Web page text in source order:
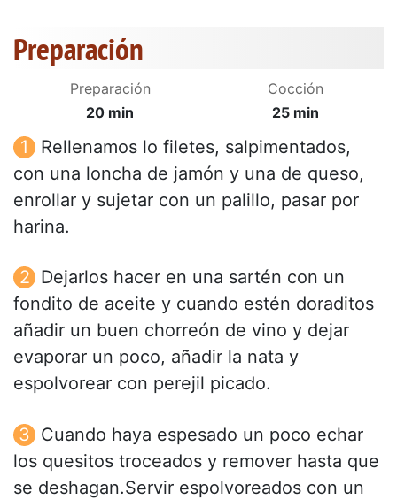
Preparación
Preparación
20 min
Cocción
25 min
Rellenamos lo filetes, salpimentados,
con una loncha de jamón y una de queso,
enrollar y sujetar con un palillo, pasar por
harina.
Dejarlos hacer en una sartén con un
fondito de aceite y cuando estén doraditos
añadir un buen chorreón de vino y dejar
evaporar un poco, añadir la nata y
espolvorear con perejil picado.
Cuando haya espesado un poco echar
los quesitos troceados y remover hasta que
se deshagan.Servir espolvoreados con un